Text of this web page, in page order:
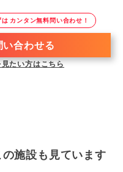
カンタン無料問い合わせ！
い合わせる
たい方はこちら
施設も見ています